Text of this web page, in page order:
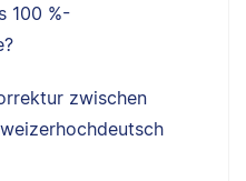
100 %-
zwischen